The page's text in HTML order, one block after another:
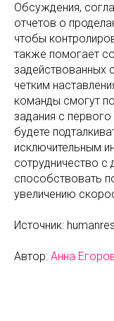
Обсуждения,
отчетов о
чтобы
также помогает
задействованных
четким
команды смогут
задания с
будете
исключительным
сотрудничество с
способствовать
увеличению
Источник:
Автор: Анна